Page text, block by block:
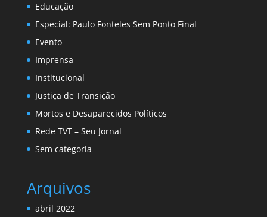
Educação
Especial: Paulo Fonteles Sem Ponto Final
Evento
Imprensa
Institucional
Justiça de Transição
Mortos e Desaparecidos Políticos
Rede TVT – Seu Jornal
Sem categoria
Arquivos
abril 2022